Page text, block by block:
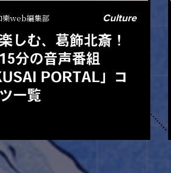
樂web編集部 Culture
しむ、葛飾北斎！
分の音声番組
PORTAL」コ
一覧